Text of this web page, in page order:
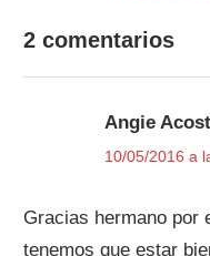
entradas
2 comentarios
Angie
10/05/2016 a
Gracias hermano por
tenemos que estar